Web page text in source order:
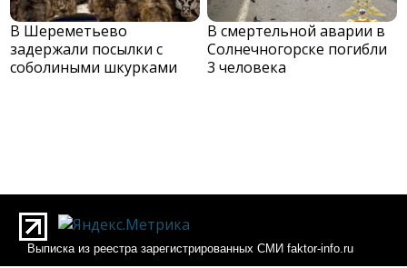
В Шереметьево
задержали посылки с
соболиными шкурками
В смертельной аварии в
Солнечногорске погибли
3 человека
Выписка из реестра зарегистрированных СМИ faktor-info.ru